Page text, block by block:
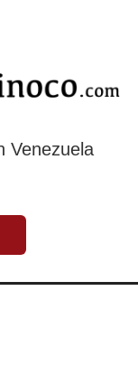
Venezuela